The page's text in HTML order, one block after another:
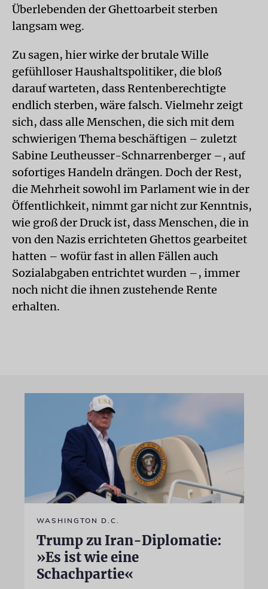
Überlebenden der Ghettoarbeit sterben
langsam weg.
Zu sagen, hier wirke der brutale Wille
gefühlloser Haushaltspolitiker, die bloß
darauf warteten, dass Rentenberechtigte
endlich sterben, wäre falsch. Vielmehr zeigt
sich, dass alle Menschen, die sich mit dem
schwierigen Thema beschäftigen – zuletzt
Sabine Leutheusser-Schnarrenberger –, auf
sofortiges Handeln drängen. Doch der Rest,
die Mehrheit sowohl im Parlament wie in der
Öffentlichkeit, nimmt gar nicht zur Kenntnis,
wie groß der Druck ist, dass Menschen, die in
von den Nazis errichteten Ghettos gearbeitet
hatten – wofür fast in allen Fällen auch
Sozialabgaben entrichtet wurden –, immer
noch nicht die ihnen zustehende Rente
erhalten.
WASHINGTON D.C.
Trump zu Iran-Diplomatie:
»Es ist wie eine
Schachpartie«